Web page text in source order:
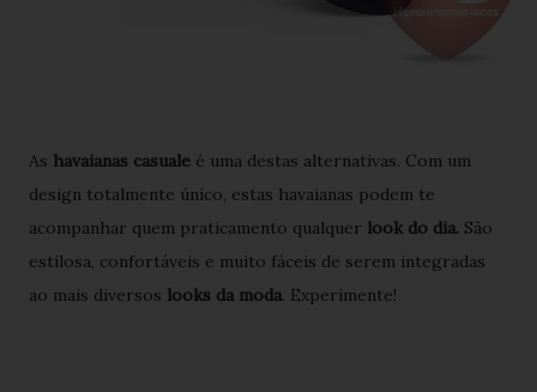
As havaianas casuale é uma destas alternativas. Com um
design totalmente único, estas havaianas podem te
acompanhar quem praticamento qualquer look do dia. São
estilosa, confortáveis e muito fáceis de serem integradas
ao mais diversos looks da moda. Experimente!